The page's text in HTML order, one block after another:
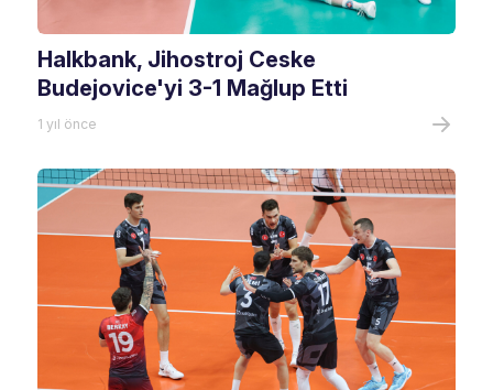
Halkbank, Jihostroj Ceske
Budejovice'yi 3-1 Mağlup Etti
1 yıl önce